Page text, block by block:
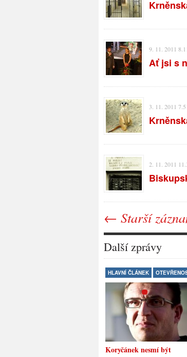
9. 11. 2011
Ať jsi s
3. 11. 2011
2. 11. 2011
← Starší
Další zprávy
HLAVNÍ ČLÁNEK
Koryčánek nesmí být